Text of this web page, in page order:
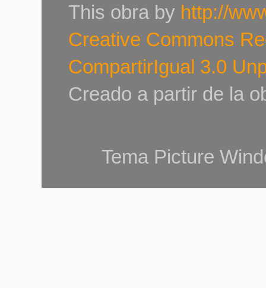
This obraby http://
Creative Commons
CompartirIgual 3.0
Creado a partir de la
Tema Picture